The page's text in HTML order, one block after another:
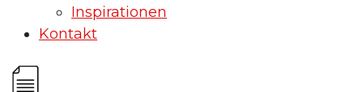
Inspirationen
Kontakt